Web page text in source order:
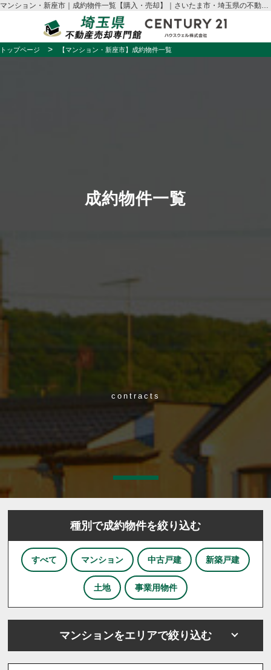
マンション・新座市｜成約物件一覧【購入・売却】｜さいたま市・埼玉県の不動産売却はハウスウェル
トップページ 【マンション・新座市】成約物件一覧
成約物件一覧
contracts
種別で成約物件を絞り込む
すべて マンション 中古戸建 新築戸建
土地 事業用物件
マンションをエリアで絞り込む